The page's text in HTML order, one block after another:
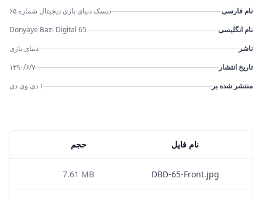
نام فایل حجم
DBD-65-Front.jpg
7.61 MB
نام فارسی
دیسک دنیای بازی دیجیتال شماره ۶۵
نام انگلیسی
Donyaye Bazi Digital 65
ناشر
دنیای بازی
تاریخ انتشار
۱۳۹۰/۶/۷
منتشر شده بر
۱ دی وی دی